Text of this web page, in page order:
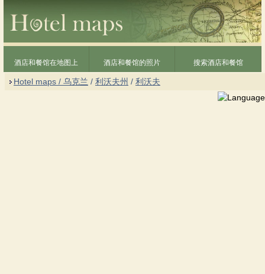
酒店和餐馆在地图上 酒店和餐馆的照片 搜索酒店和餐馆
Hotel maps / 乌克兰 / 利沃夫州 / 利沃夫